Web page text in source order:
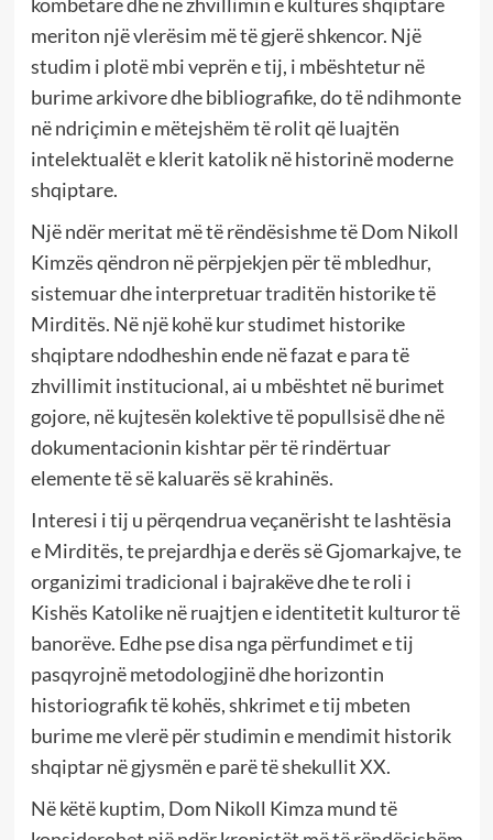
kombëtare dhe në zhvillimin e kulturës shqiptare
meriton një vlerësim më të gjerë shkencor. Një
studim i plotë mbi veprën e tij, i mbështetur në
burime arkivore dhe bibliografike, do të ndihmonte
në ndriçimin e mëtejshëm të rolit që luajtën
intelektualët e klerit katolik në historinë moderne
shqiptare.
Një ndër meritat më të rëndësishme të Dom Nikoll
Kimzës qëndron në përpjekjen për të mbledhur,
sistemuar dhe interpretuar traditën historike të
Mirditës. Në një kohë kur studimet historike
shqiptare ndodheshin ende në fazat e para të
zhvillimit institucional, ai u mbështet në burimet
gojore, në kujtesën kolektive të popullsisë dhe në
dokumentacionin kishtar për të rindërtuar
elemente të së kaluarës së krahinës.
Interesi i tij u përqendrua veçanërisht te lashtësia
e Mirditës, te prejardhja e derës së Gjomarkajve, te
organizimi tradicional i bajrakëve dhe te roli i
Kishës Katolike në ruajtjen e identitetit kulturor të
banorëve. Edhe pse disa nga përfundimet e tij
pasqyrojnë metodologjinë dhe horizontin
historiografik të kohës, shkrimet e tij mbeten
burime me vlerë për studimin e mendimit historik
shqiptar në gjysmën e parë të shekullit XX.
Në këtë kuptim, Dom Nikoll Kimza mund të